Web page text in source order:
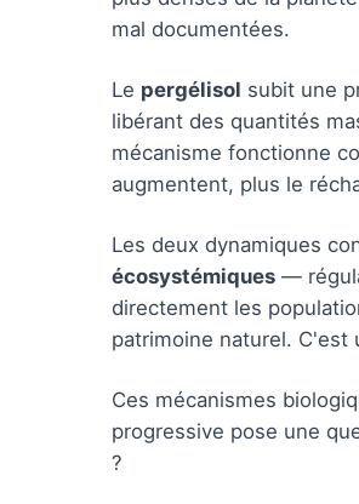
mal documentées.
Le pergélisol subit une
libérant des quantités
mécanisme fonctionne
augmentent, plus le
Les deux dynamiques
écosystémiques —
directement les
patrimoine naturel. C'est
Ces mécanismes
progressive pose une
?